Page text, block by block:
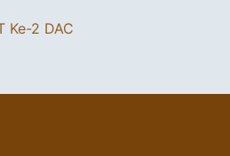
Ke-2 DAC